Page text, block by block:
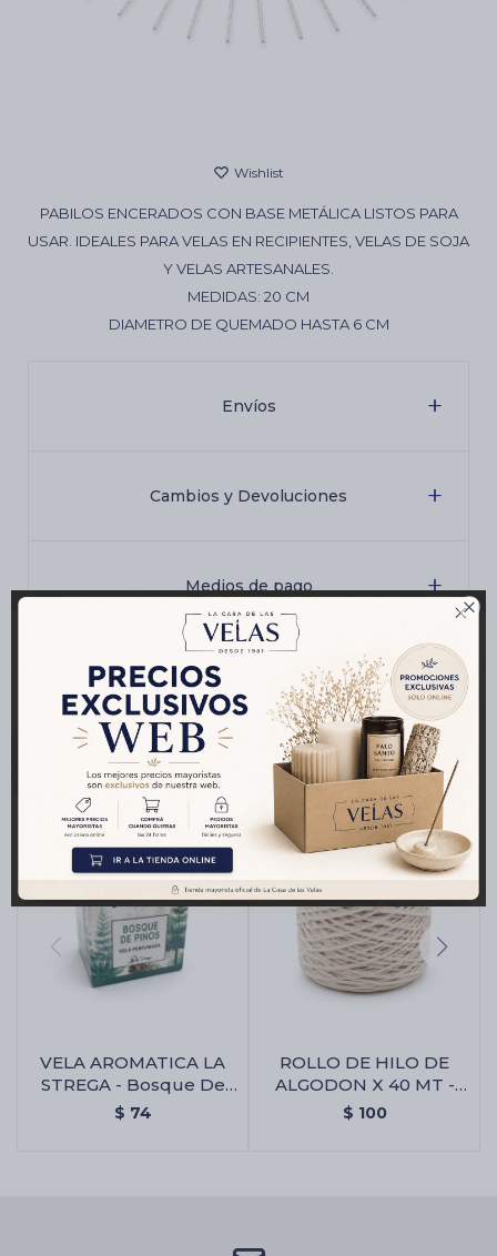

PABILOS ENCERADOS CON BASE METÁLICA LISTOS PARA
USAR. IDEALES PARA VELAS EN RECIPIENTES, VELAS DE SOJA
Y VELAS ARTESANALES.
MEDIDAS: 20 CM
DIAMETRO DE QUEMADO HASTA 6 CM
Envíos
Cambios y Devoluciones
Medios de pago
Productos que te pueden interesar
VELA AROMATICA LA
STREGA - Bosque De
Pinos
$ 74
ROLLO DE HILO DE
ALGODON X 40 MT -
Rollo De Hilo De
$ 100
Aromatizantes de ambientes